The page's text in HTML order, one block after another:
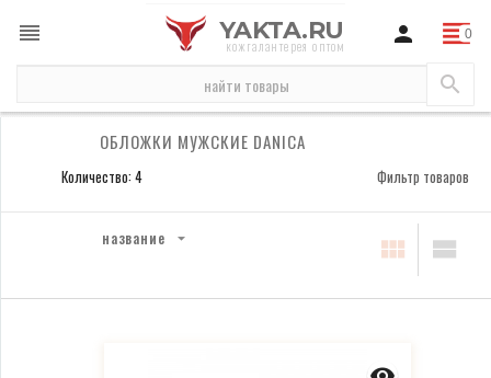
YAKTA.RU
кожгалантерея оптом
обложки мужские Danica
ОБЛОЖКИ МУЖСКИЕ DANICA
Количество: 4 Фильтр товаров
название